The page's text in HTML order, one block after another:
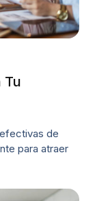
Tu
de
para atraer